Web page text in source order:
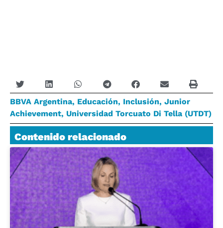
BBVA Argentina, Educación, Inclusión, Junior
Achievement, Universidad Torcuato Di Tella (UTDT)
Contenido relacionado